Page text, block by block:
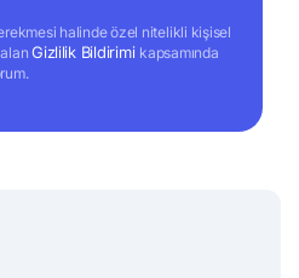
halinde özel nitelikli kişisel
alanGizlilik Bildirimi kapsamında